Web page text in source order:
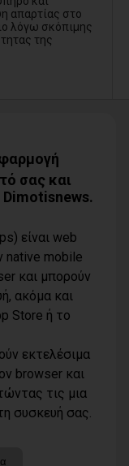
απαρτίας στο
λόγω σκόπιμης
της
μου να
ο Μπακογιάννης
Μάκρης: Το
πρόκειται να
άμεσο μέλλον
ομηρία: Οι
– Οι κάτοικοι
Τηλέφωνο
σας και
Dimotisnews.
είναι web
native mobile
και μπορούν
ακόμα και
Store ή το
εκτελέσιμα
browser και
τις μια
συσκευή σας.